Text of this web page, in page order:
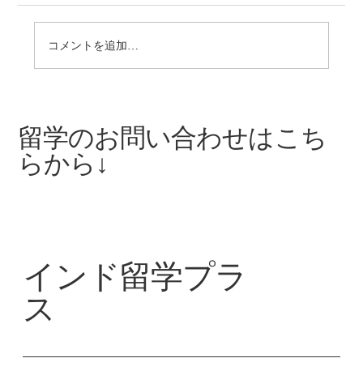
留学ができるチャンス！
コメントを追加…
インド留学プラ
ス
留学のお問い合わせはこち
らから↓